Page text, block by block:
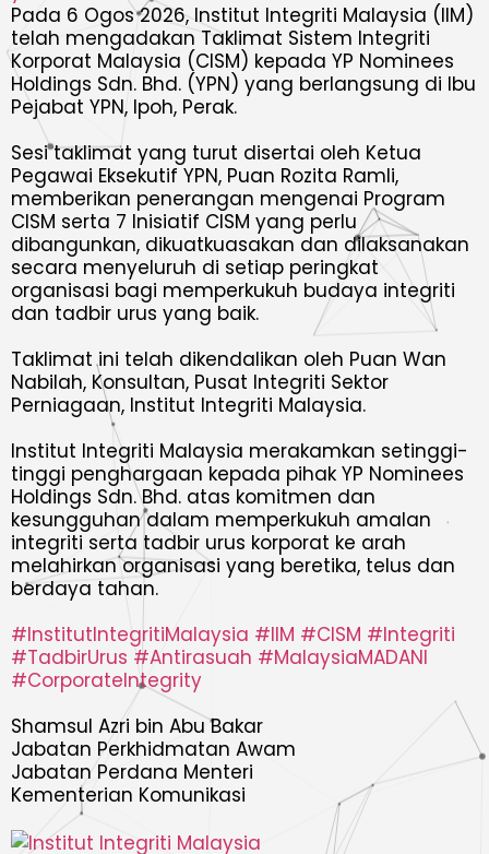
Pada 6 Ogos 2026, Institut Integriti Malaysia (IIM)
telah mengadakan Taklimat Sistem Integriti
Korporat Malaysia (CISM) kepada YP Nominees
Holdings Sdn. Bhd. (YPN) yang berlangsung di Ibu
Pejabat YPN, Ipoh, Perak.
Sesi taklimat yang turut disertai oleh Ketua
Pegawai Eksekutif YPN, Puan Rozita Ramli,
memberikan penerangan mengenai Program
CISM serta 7 Inisiatif CISM yang perlu
dibangunkan, dikuatkuasakan dan dilaksanakan
secara menyeluruh di setiap peringkat
organisasi bagi memperkukuh budaya integriti
dan tadbir urus yang baik.
Taklimat ini telah dikendalikan oleh Puan Wan
Nabilah, Konsultan, Pusat Integriti Sektor
Perniagaan, Institut Integriti Malaysia.
Institut Integriti Malaysia merakamkan setinggi-
tinggi penghargaan kepada pihak YP Nominees
Holdings Sdn. Bhd. atas komitmen dan
kesungguhan dalam memperkukuh amalan
integriti serta tadbir urus korporat ke arah
melahirkan organisasi yang beretika, telus dan
berdaya tahan.
#InstitutIntegritiMalaysia #IIM #CISM #Integriti
#TadbirUrus #Antirasuah #MalaysiaMADANI
#CorporateIntegrity
Shamsul Azri bin Abu Bakar
Jabatan Perkhidmatan Awam
Jabatan Perdana Menteri
Kementerian Komunikasi